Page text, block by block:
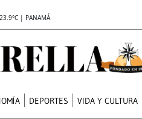
23.9°C | PANAMÁ
DEPORTES VIDA Y CULTURA